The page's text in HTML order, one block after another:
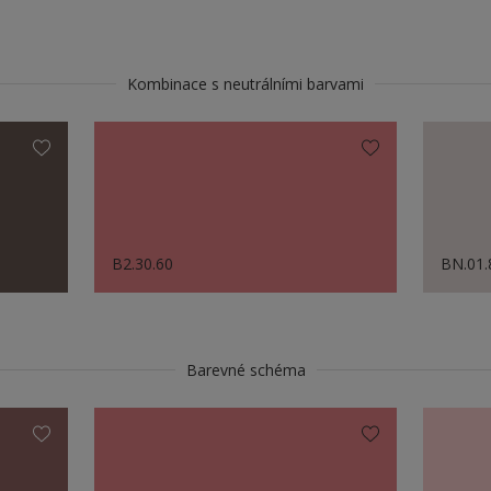
Kombinace s neutrálními barvami
B2.30.60
Barevné schéma